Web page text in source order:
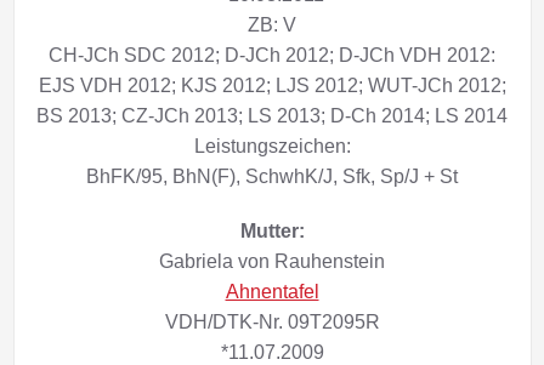
ZB: V
CH-JCh SDC 2012; D-JCh 2012; D-JCh VDH 2012:
EJS VDH 2012; KJS 2012; LJS 2012; WUT-JCh 2012;
BS 2013; CZ-JCh 2013; LS 2013; D-Ch 2014; LS 2014
Leistungszeichen:
BhFK/95, BhN(F), SchwhK/J, Sfk, Sp/J + St
Mutter:
Gabriela von Rauhenstein
Ahnentafel
VDH/DTK-Nr. 09T2095R
*11.07.2009